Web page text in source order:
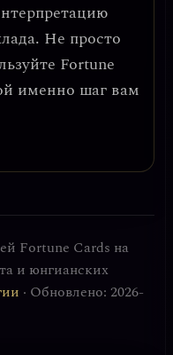
Не просто
Fortune
именно шаг вам
Fortune Cards на
и юнгианских
· Обновлено: 2026-